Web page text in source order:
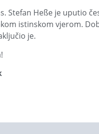
Stefan Heße je uputio
istinskom vjerom.
je.